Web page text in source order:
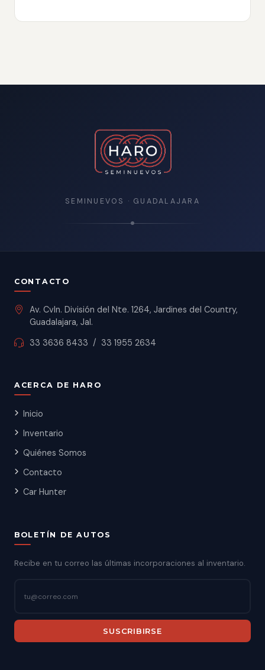
SEMINUEVOS · GUADALAJARA
CONTACTO
Av. Cvln. División del Nte. 1264, Jardines del Country,
Guadalajara, Jal.
33 3636 8433 / 33 1955 2634
ACERCA DE HARO
Inicio
Inventario
Quiénes Somos
Contacto
Car Hunter
BOLETÍN DE AUTOS
Recibe en tu correo las últimas incorporaciones al inventario.
SUSCRIBIRSE